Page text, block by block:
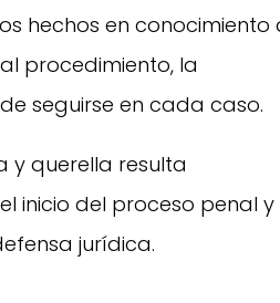
hechos en conocimiento
procedimiento, la
seguirse en cada caso.
y querella resulta
inicio del proceso penal y
jurídica.